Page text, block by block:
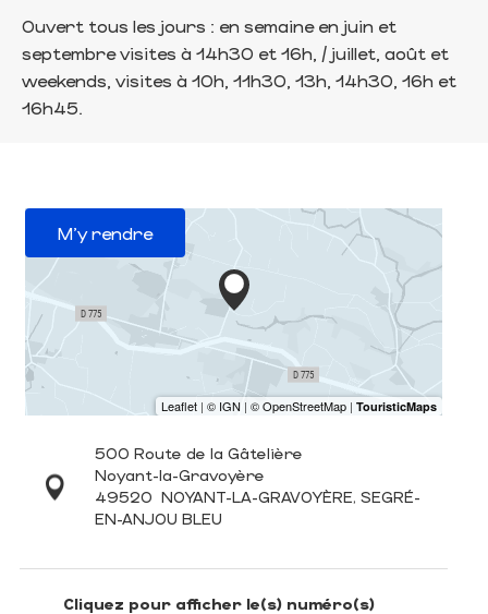
Ouvert tous les jours : en semaine en juin et
septembre visites à 14h30 et 16h, / juillet, août et
weekends, visites à 10h, 11h30, 13h, 14h30, 16h et
16h45.
M'y rendre
500 Route de la Gâtelière
Noyant-la-Gravoyère
49520 NOYANT-LA-GRAVOYÈRE, SEGRÉ-
EN-ANJOU BLEU
Cliquez pour afficher le(s) numéro(s)